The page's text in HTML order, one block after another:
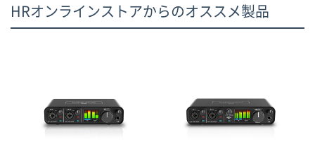
HRオンラインストアからのオススメ製品